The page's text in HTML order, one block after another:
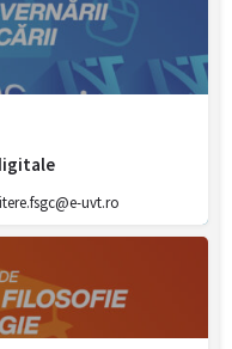
uvt.ro